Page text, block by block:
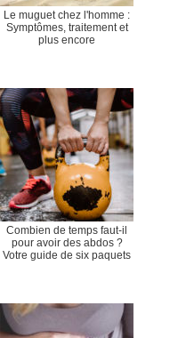
Le muguet chez l'homme :
Symptômes, traitement et
plus encore
Combien de temps faut-il
pour avoir des abdos ?
Votre guide de six paquets